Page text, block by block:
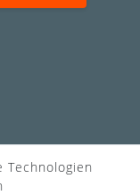
Technologien